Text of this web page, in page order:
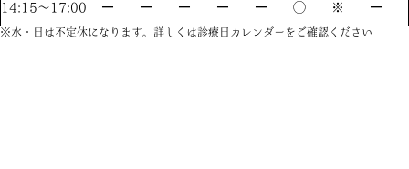
14:15〜17:00 ー ー ー ー ー ◯ ※ ー
※水・日は不定休になります。詳しくは診療日カレンダーをご確認ください